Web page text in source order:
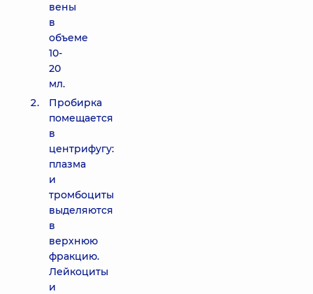
вены
в
объеме
10-
20
мл.
Пробирка
помещается
в
центрифугу:
плазма
и
тромбоциты
выделяются
в
верхнюю
фракцию.
Лейкоциты
и